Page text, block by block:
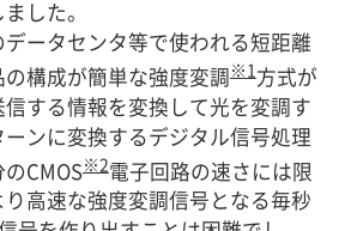
した。
ータセンタ等で使われる短距離
構成が簡単な強度変調※1方式が
する情報を変換して光を変調す
ンに変換するデジタル信号処理
CMOS※2電子回路の速さには限
高速な強度変調信号となる毎秒